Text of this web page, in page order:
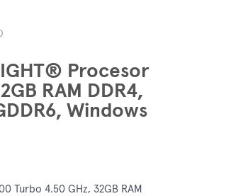
Procesor
RAM DDR4,
Windows
Turbo 4.50 GHz, 32GB RAM